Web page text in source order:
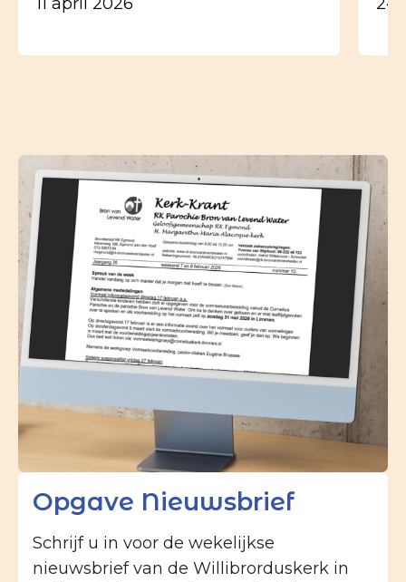
Opgave Nieuwsbrief
Schrijf u in voor de wekelijkse
nieuwsbrief van de Willibrorduskerk in